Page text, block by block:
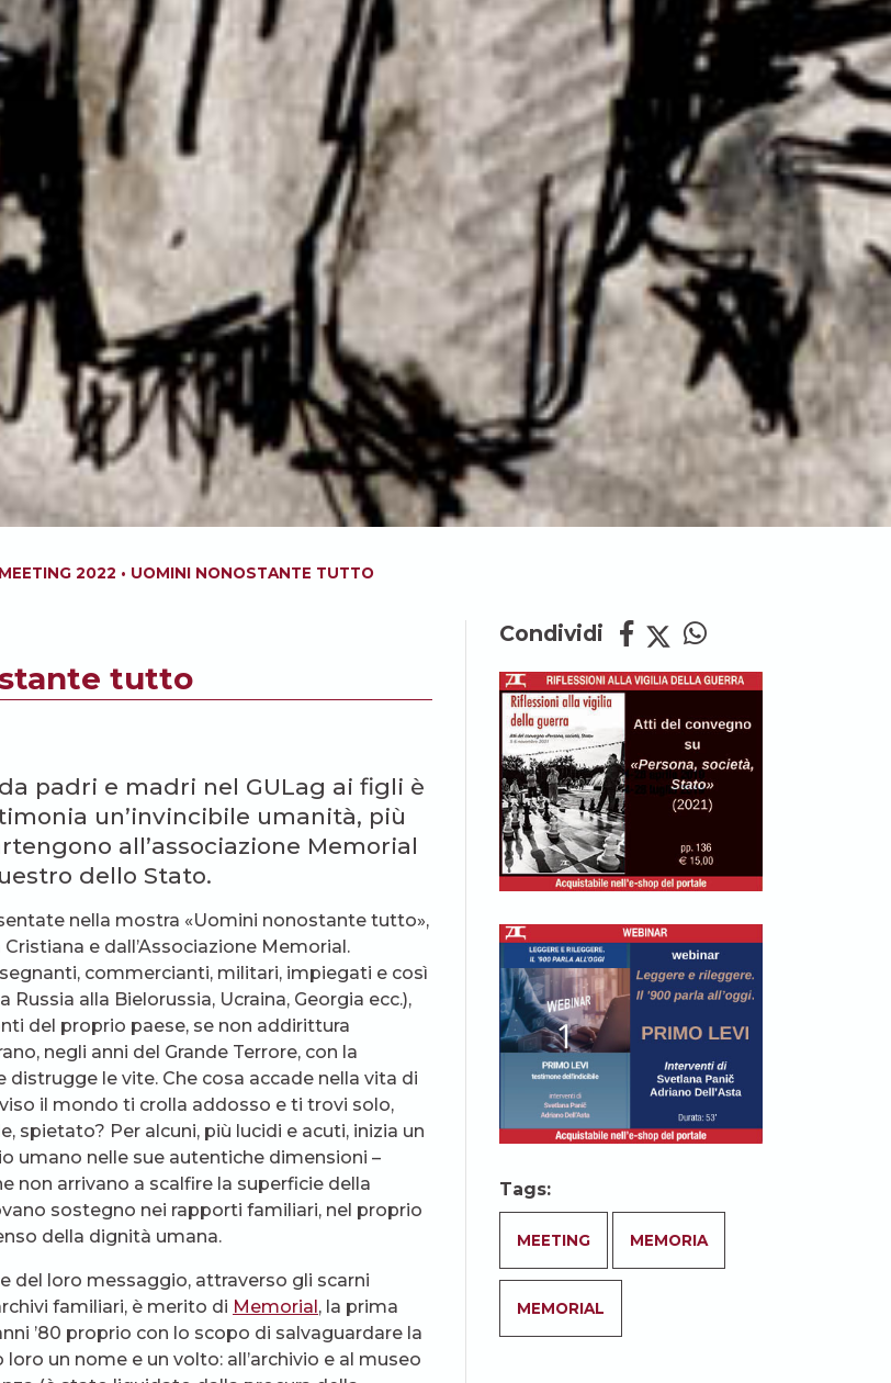
MEETING 2022 • UOMINI NONOSTANTE TUTTO
tutto
padri e madri nel GULag ai figli è
un’invincibile umanità, più
all’associazione Memorial
dello Stato.
nella mostra «Uomini nonostante tutto»,
e dall’Associazione Memorial.
commercianti, militari, impiegati e così
alla Bielorussia, Ucraina, Georgia ecc.),
del proprio paese, se non addirittura
negli anni del Grande Terrore, con la
le vite. Che cosa accade nella vita di
il mondo ti crolla addosso e ti trovi solo,
spietato? Per alcuni, più lucidi e acuti, inizia un
umano nelle sue autentiche dimensioni –
non arrivano a scalfire la superficie della
sostegno nei rapporti familiari, nel proprio
della dignità umana.
del loro messaggio, attraverso gli scarni
familiari, è merito di Memorial, la prima
’80 proprio con lo scopo di salvaguardare la
un nome e un volto: all’archivio e al museo
Condividi
Tags:
MEETING MEMORIA
MEMORIAL